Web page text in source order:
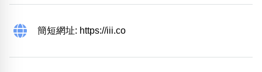
簡短網址: https://iii.co